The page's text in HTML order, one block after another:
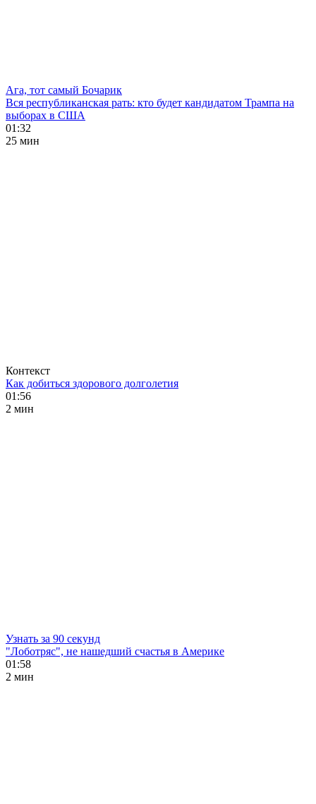
Ага, тот самый Бочарик
Вся республиканская рать: кто будет кандидатом Трампа на
выборах в США
01:32
25 мин
Контекст
Как добиться здорового долголетия
01:56
2 мин
Узнать за 90 секунд
"Лоботряс", не нашедший счастья в Америке
01:58
2 мин